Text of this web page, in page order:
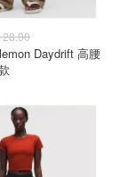
Daydrift 高腰